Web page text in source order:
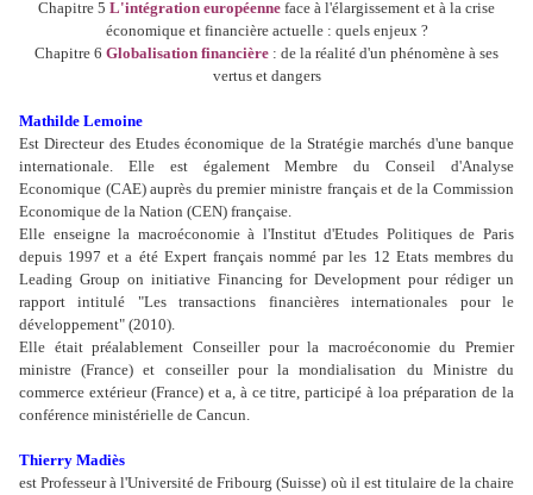
Chapitre 5 L'intégration européenne face à l'élargissement et à la crise
économique et financière actuelle : quels enjeux ?
Chapitre 6 Globalisation financière : de la réalité d'un phénomène à ses
vertus et dangers
Mathilde Lemoine
Est Directeur des Etudes économique de la Stratégie marchés d'une banque
internationale. Elle est également Membre du Conseil d'Analyse
Economique (CAE) auprès du premier ministre français et de la Commission
Economique de la Nation (CEN) française.
Elle enseigne la macroéconomie à l'Institut d'Etudes Politiques de Paris
depuis 1997 et a été Expert français nommé par les 12 Etats membres du
Leading Group on initiative Financing for Development pour rédiger un
rapport intitulé "Les transactions financières internationales pour le
développement" (2010).
Elle était préalablement Conseiller pour la macroéconomie du Premier
ministre (France) et conseiller pour la mondialisation du Ministre du
commerce extérieur (France) et a, à ce titre, participé à loa préparation de la
conférence ministérielle de Cancun.
Thierry Madiès
est Professeur à l'Université de Fribourg (Suisse) où il est titulaire de la chaire